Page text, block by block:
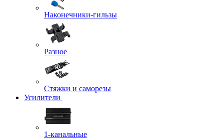
Наконечники-гильзы
Разное
Стяжки и саморезы
Усилители
1-канальные